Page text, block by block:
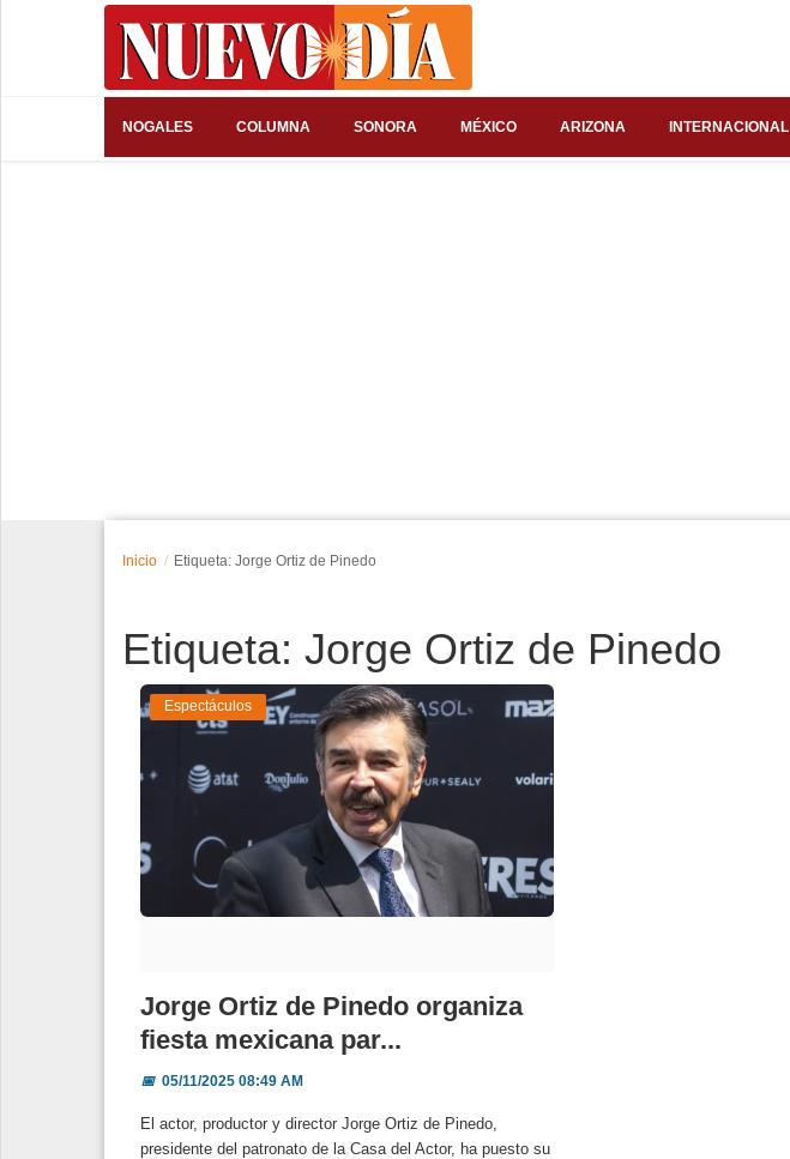
NOGALES COLUMNA SONORA MÉXICO ARIZONA INTERNACIONAL
Inicio Etiqueta: Jorge Ortiz de Pinedo
Etiqueta: Jorge Ortiz de Pinedo
Espectáculos
Jorge Ortiz de Pinedo organiza
fiesta mexicana par...
📅05/11/2025 08:49 AM
El actor, productor y director Jorge Ortiz de Pinedo,
presidente del patronato de la Casa del Actor, ha puesto su